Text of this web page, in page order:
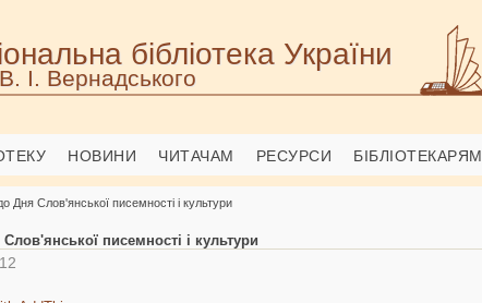
бібліотека України
В. І. Вернадського
НОВИНИ ЧИТАЧАМ РЕСУРСИ БІБЛІОТЕКАРЯМ
Дня Слов'янської писемності і культури
писемності і культури